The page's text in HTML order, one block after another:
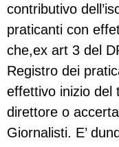
contributivo
praticanti con
che,ex art 3 del
Registro dei
effettivo inizio del
direttore o
Giornalisti. E’